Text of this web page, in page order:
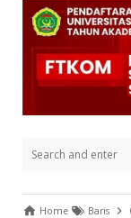
Home Baris